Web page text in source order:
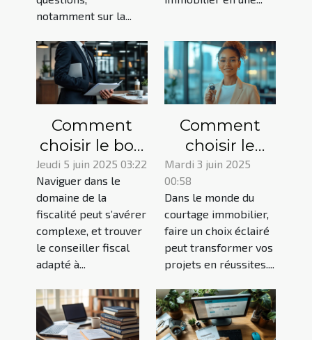
notamment sur la...
Comment
choisir le bon
conseiller
fiscal pour
optimiser
votre
situation
Jeudi 5 juin 2025 03:22
Naviguer dans le
domaine de la
fiscalité peut s’avérer
complexe, et trouver
le conseiller fiscal
adapté à...
Comment
choisir le
meilleur
service de
courtage
immobilier
pour vos
projets
Mardi 3 juin 2025
00:58
Dans le monde du
courtage immobilier,
faire un choix éclairé
peut transformer vos
projets en réussites....